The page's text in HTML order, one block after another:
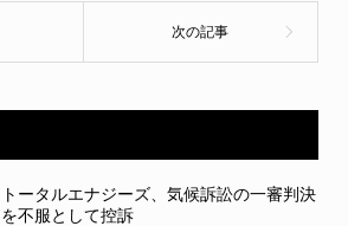
トータルエナジーズ、気候訴訟の一審判決
を不服として控訴